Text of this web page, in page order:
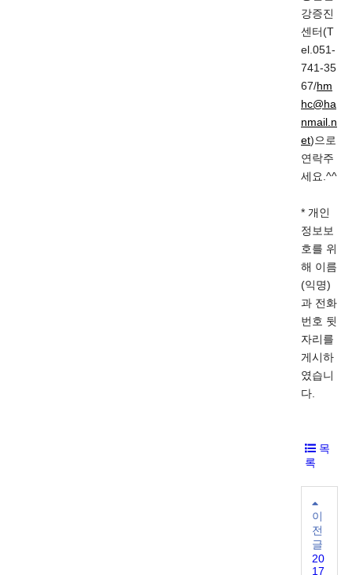
강증진
센터(T
el.051-
741-35
67/hm
hc@ha
nmail.n
et)으로
연락주
세요.^^
* 개인
정보보
호를 위
해 이름
(익명)
과 전화
번호 뒷
자리를
게시하
였습니
다.
목
록
이
전
글
20
17